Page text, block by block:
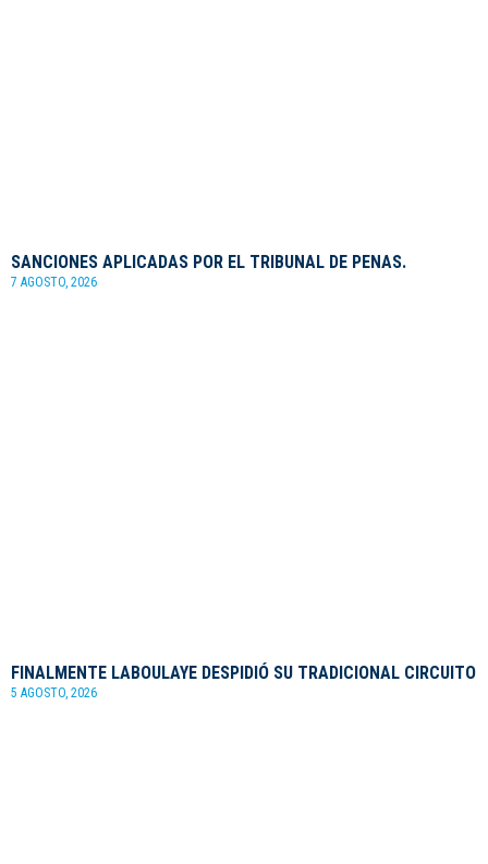
SANCIONES APLICADAS POR EL TRIBUNAL DE PENAS.
7 AGOSTO, 2026
FINALMENTE LABOULAYE DESPIDIÓ SU TRADICIONAL CIRCUITO
5 AGOSTO, 2026